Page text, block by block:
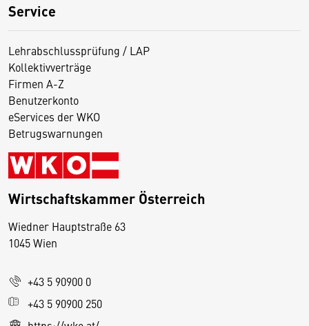
Service
Lehrabschlussprüfung / LAP
Kollektivverträge
Firmen A-Z
Benutzerkonto
eServices der WKO
Betrugswarnungen
Wirtschaftskammer Österreich
Wiedner Hauptstraße 63
1045 Wien
+43 5 90900 0
+43 5 90900 250
D
s
e
S